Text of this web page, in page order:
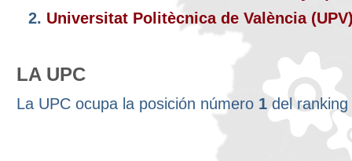
2. Universitat Politècnica de València
LA UPC
La UPC ocupa la posición número 1 del ranking